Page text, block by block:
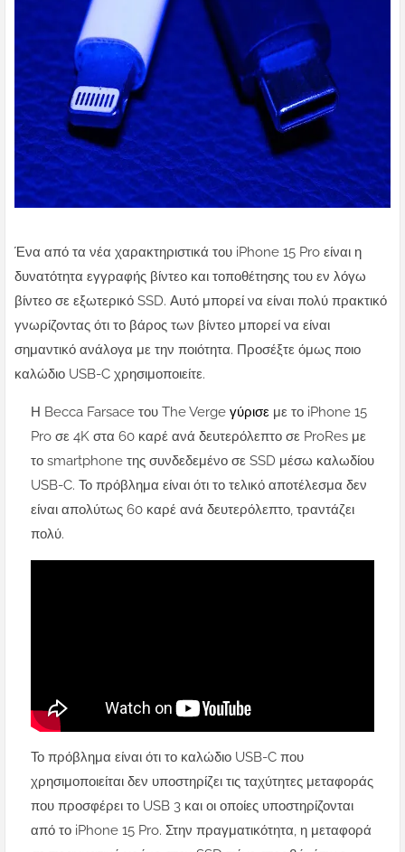
Ένα από τα νέα χαρακτηριστικά του iPhone 15 Pro είναι η
δυνατότητα εγγραφής βίντεο και τοποθέτησης του εν λόγω
βίντεο σε εξωτερικό SSD. Αυτό μπορεί να είναι πολύ πρακτικό
γνωρίζοντας ότι το βάρος των βίντεο μπορεί να είναι
σημαντικό ανάλογα με την ποιότητα. Προσέξτε όμως ποιο
καλώδιο USB-C χρησιμοποιείτε.
Η Becca Farsace του The Verge γύρισε με το iPhone 15
Pro σε 4K στα 60 καρέ ανά δευτερόλεπτο σε ProRes με
το smartphone της συνδεδεμένο σε SSD μέσω καλωδίου
USB-C. Το πρόβλημα είναι ότι το τελικό αποτέλεσμα δεν
είναι απολύτως 60 καρέ ανά δευτερόλεπτο, τραντάζει
πολύ.
Το πρόβλημα είναι ότι το καλώδιο USB-C που
χρησιμοποιείται δεν υποστηρίζει τις ταχύτητες μεταφοράς
που προσφέρει το USB 3 και οι οποίες υποστηρίζονται
από το iPhone 15 Pro. Στην πραγματικότητα, η μεταφορά